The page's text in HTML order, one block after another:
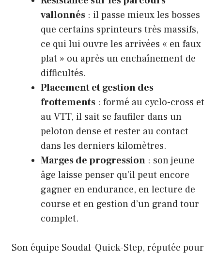
vallonnés : il passe mieux les bosses
que certains sprinteurs très massifs,
ce qui lui ouvre les arrivées « en faux
plat » ou après un enchaînement de
difficultés.
Placement et gestion des
frottements : formé au cyclo-cross et
au VTT, il sait se faufiler dans un
peloton dense et rester au contact
dans les derniers kilomètres.
Marges de progression : son jeune
âge laisse penser qu’il peut encore
gagner en endurance, en lecture de
course et en gestion d’un grand tour
complet.
Son équipe Soudal–Quick-Step, réputée pour